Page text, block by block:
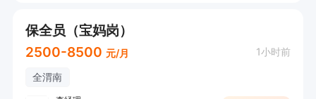
保全员（宝妈岗）
2500-8500 元/月 1小时前
全渭南